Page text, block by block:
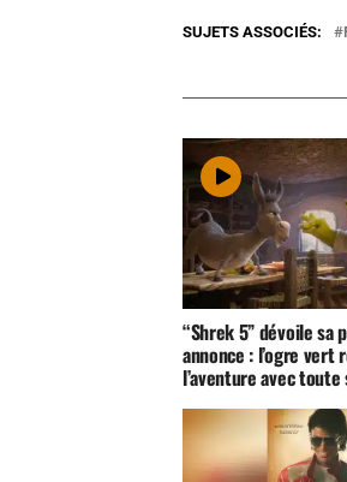
SUJETS ASSOCIÉS:
“Shrek 5” dévoile sa
annonce : l’ogre vert
l’aventure avec toute